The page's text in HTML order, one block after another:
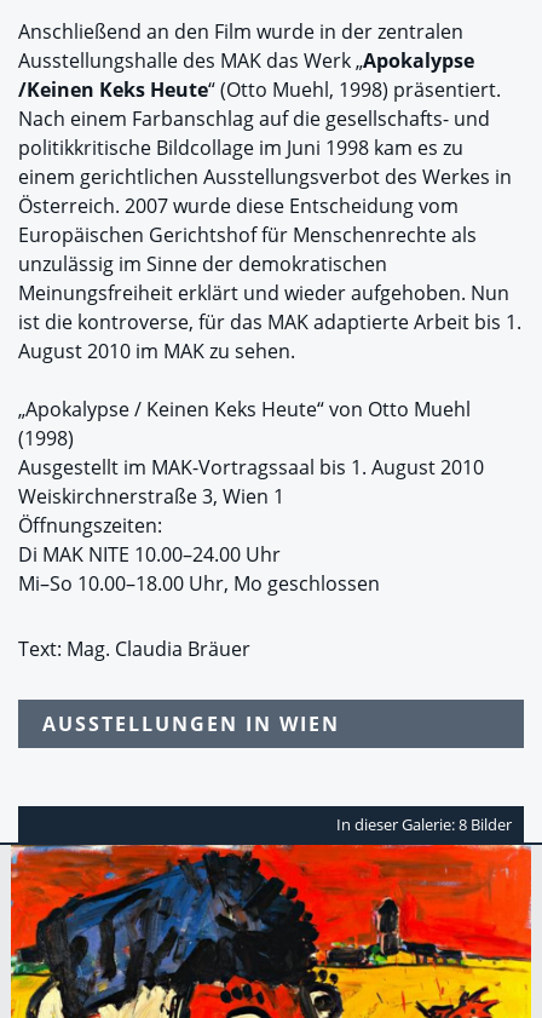
Anschließend an den Film wurde in der zentralen
Ausstellungshalle des MAK das Werk „Apokalypse
/Keinen Keks Heute“ (Otto Muehl, 1998) präsentiert.
Nach einem Farbanschlag auf die gesellschafts- und
politikkritische Bildcollage im Juni 1998 kam es zu
einem gerichtlichen Ausstellungsverbot des Werkes in
Österreich. 2007 wurde diese Entscheidung vom
Europäischen Gerichtshof für Menschenrechte als
unzulässig im Sinne der demokratischen
Meinungsfreiheit erklärt und wieder aufgehoben. Nun
ist die kontroverse, für das MAK adaptierte Arbeit bis 1.
August 2010 im MAK zu sehen.
„Apokalypse / Keinen Keks Heute“ von Otto Muehl
(1998)
Ausgestellt im MAK-Vortragssaal bis 1. August 2010
Weiskirchnerstraße 3, Wien 1
Öffnungszeiten:
Di MAK NITE 10.00–24.00 Uhr
Mi–So 10.00–18.00 Uhr, Mo geschlossen
Text: Mag. Claudia Bräuer
AUSSTELLUNGEN IN WIEN
In dieser Galerie: 8 Bilder